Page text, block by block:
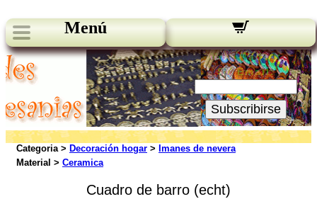
Menú
Novedades:
Su Email:
Subscribirse
Categoria > Decoración hogar > Imanes de nevera
Material > Ceramica
Cuadro de barro (echt)